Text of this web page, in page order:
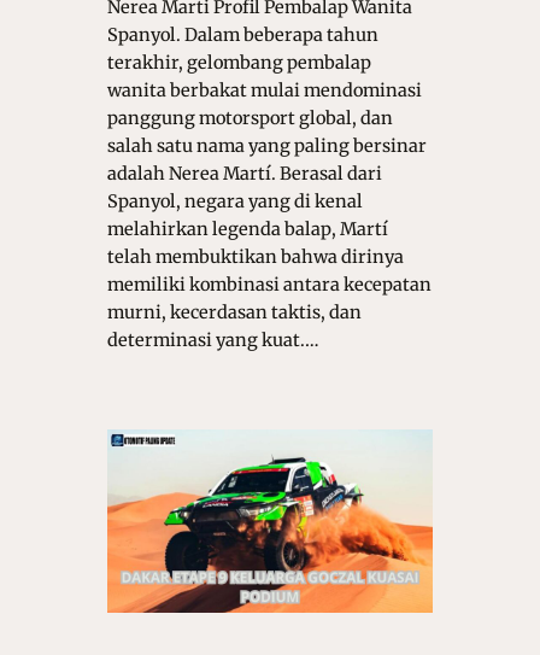
Nerea Marti Profil Pembalap Wanita
Spanyol. Dalam beberapa tahun
terakhir, gelombang pembalap
wanita berbakat mulai mendominasi
panggung motorsport global, dan
salah satu nama yang paling bersinar
adalah Nerea Martí. Berasal dari
Spanyol, negara yang di kenal
melahirkan legenda balap, Martí
telah membuktikan bahwa dirinya
memiliki kombinasi antara kecepatan
murni, kecerdasan taktis, dan
determinasi yang kuat.…